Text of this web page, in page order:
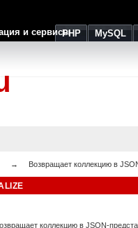
и сервисыPHP MySQL
Возвращает коллекцию в
коллекцию в JSON-